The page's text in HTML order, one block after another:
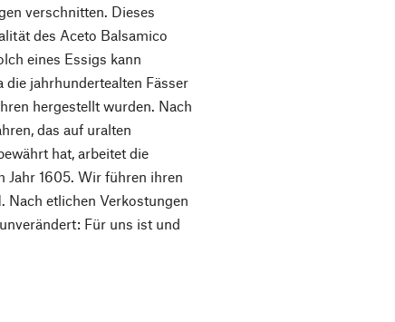
verschnitten. Dieses
des Aceto Balsamico
eines Essigs kann
jahrhundertealten Fässer
hergestellt wurden. Nach
das auf uralten
hat, arbeitet die
Jahr 1605. Wir führen ihren
Nach etlichen Verkostungen
Für uns ist und